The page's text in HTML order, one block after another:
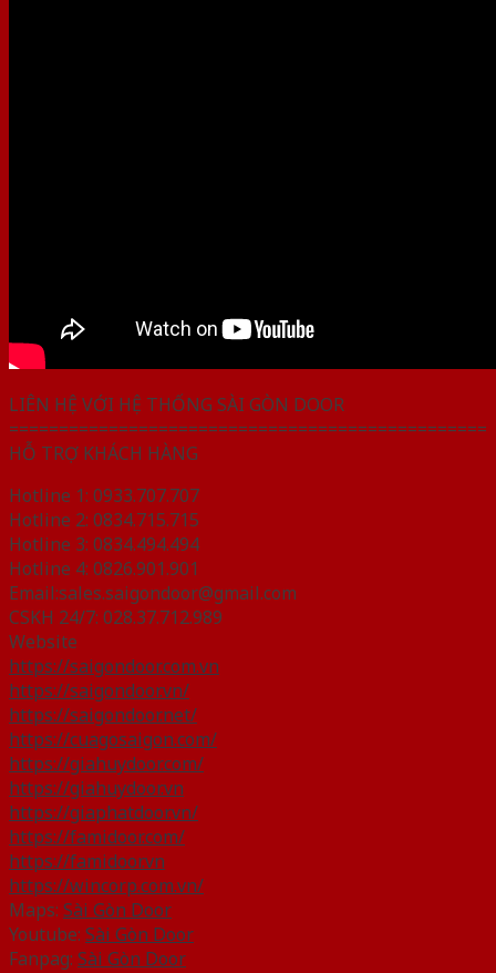
LIÊN HỆ VỚI HỆ THỐNG SÀI GÒN DOOR
================================================
HỖ TRỢ KHÁCH HÀNG
Hotline 1: 0933.707.707
Hotline 2: 0834.715.715
Hotline 3: 0834.494.494
Hotline 4: 0826.901.901
Email:sales.saigondoor@gmail.com
CSKH 24/7: 028.37.712.989
Website
https://saigondoor.com.vn
https://saigondoor.vn/
https://saigondoor.net/
https://cuagosaigon.com/
https://giahuydoor.com/
https://giahuydoor.vn
https://giaphatdoor.vn/
https://famidoor.com/
https://famidoor.vn
https://wincorp.com.vn/
Maps: Sài Gòn Door
Youtube: Sài Gòn Door
Fanpag: Sài Gòn Door